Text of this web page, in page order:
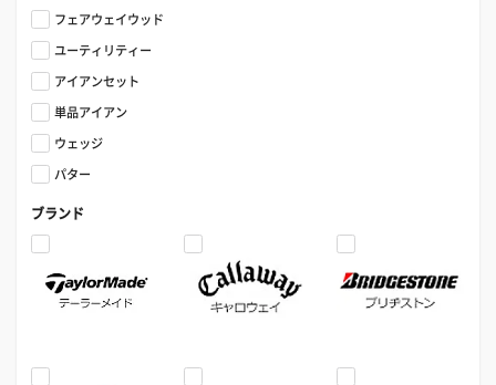
フェアウェイウッド
ユーティリティー
アイアンセット
単品アイアン
ウェッジ
パター
ブランド